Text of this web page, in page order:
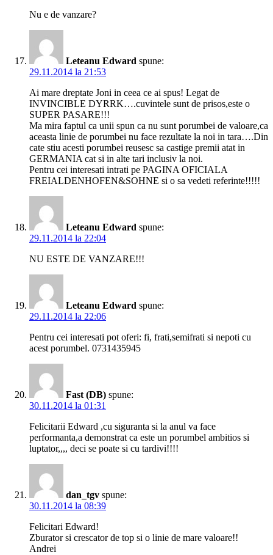
Nu e de vanzare?
Leteanu Edward spune:
29.11.2014 la 21:53
Ai mare dreptate Joni in ceea ce ai spus! Legat de
INVINCIBLE DYRRK….cuvintele sunt de prisos,este o
SUPER PASARE!!!
Ma mira faptul ca unii spun ca nu sunt porumbei de valoare,ca
aceasta linie de porumbei nu face rezultate la noi in tara….Din
cate stiu acesti porumbei reusesc sa castige premii atat in
GERMANIA cat si in alte tari inclusiv la noi.
Pentru cei interesati intrati pe PAGINA OFICIALA
FREIALDENHOFEN&SOHNE si o sa vedeti referinte!!!!!
Leteanu Edward spune:
29.11.2014 la 22:04
NU ESTE DE VANZARE!!!
Leteanu Edward spune:
29.11.2014 la 22:06
Pentru cei interesati pot oferi: fi, frati,semifrati si nepoti cu
acest porumbel. 0731435945
Fast (DB) spune:
30.11.2014 la 01:31
Felicitarii Edward ,cu siguranta si la anul va face
performanta,a demonstrat ca este un porumbel ambitios si
luptator,,,, deci se poate si cu tardivi!!!!
dan_tgv spune:
30.11.2014 la 08:39
Felicitari Edward!
Zburator si crescator de top si o linie de mare valoare!!
Andrei